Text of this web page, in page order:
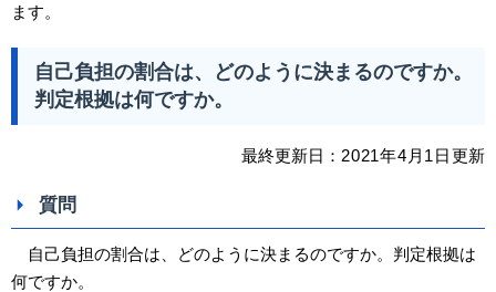
ます。
自己負担の割合は、どのように決まるのですか。
判定根拠は何ですか。
最終更新日： 2021年4 月1日更新
質問
自己負担の割合は、どのように決まるのですか。判定根拠は
何ですか。